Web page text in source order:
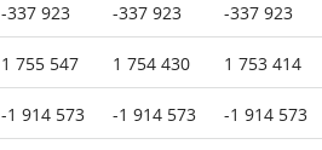
-337 923 -337 923 -337 923
1 755 547 1 754 430 1 753 414
-1 914 573 -1 914 573 -1 914 573